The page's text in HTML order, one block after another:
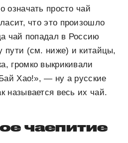
означать просто чай
что это произошло
чай попадал в Россию
пути (см. ниже) и китайцы,
громко выкрикивали
Хао!», — ну а русские
называется весь их чай.
чаепитие